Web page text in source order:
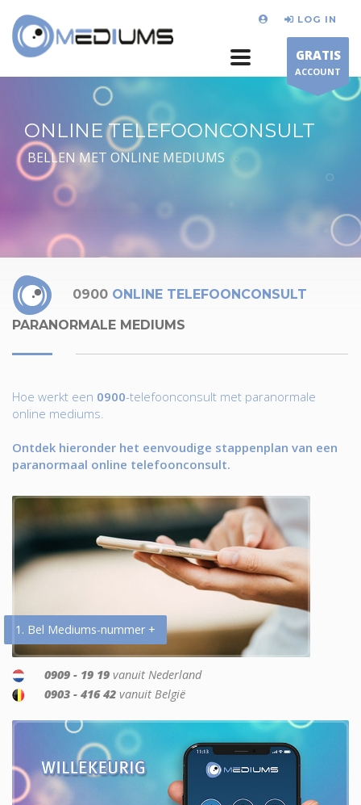
LOG IN
GRATIS
ACCOUNT
ONLINE TELEFOONCONSULT
BELLEN MET ONLINE MEDIUMS
0900 ONLINE TELEFOONCONSULT
PARANORMALE MEDIUMS
Hoe werkt een 0900-telefoonconsult met paranormale
online mediums.
Ontdek hieronder het eenvoudige stappenplan van een
paranormaal online telefoonconsult.
1. Bel Mediums-nummer +
0909 - 19 19 vanuit Nederland
0903 - 416 42 vanuit België